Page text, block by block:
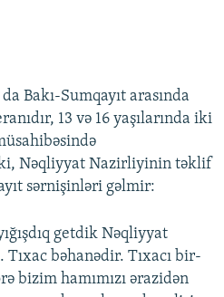
da Bakı-Sumqayıt arasında
13 və 16 yaşılarında iki
Nəqliyyat Nazirliyinin təklif
sərnişinləri gəlmir:
getdik Nəqliyyat
bəhanədir. Tıxacı bir-
bizim hamımızı ərazidən